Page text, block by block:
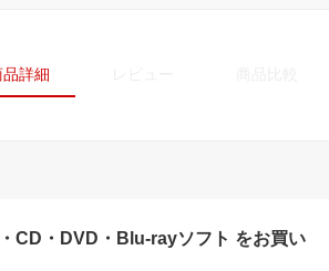
品詳細
CD・DVD・Blu-rayソフト をお買い